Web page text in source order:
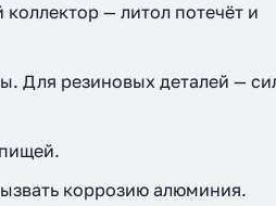
— литол потечёт и
Для резиновых деталей —
коррозию алюминия.